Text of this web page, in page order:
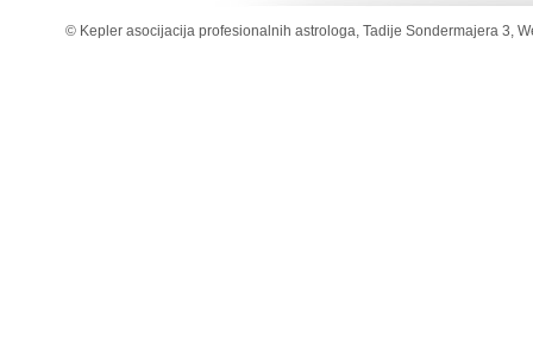
© Kepler asocijacija profesionalnih astrologa, Tadije Sondermajera 3,